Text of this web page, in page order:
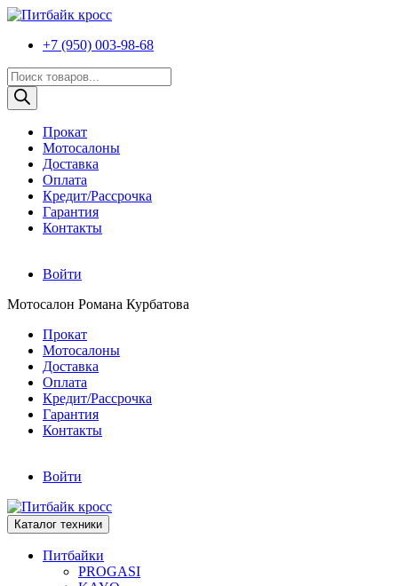
+7 (950) 003-98-68
Поиск
товаров
Прокат
Мотосалоны
Доставка
Оплата
Кредит/Рассрочка
Гарантия
Контакты
Войти
Мотосалон Романа Курбатова
Прокат
Мотосалоны
Доставка
Оплата
Кредит/Рассрочка
Гарантия
Контакты
Войти
Каталог техники
Питбайки
PROGASI